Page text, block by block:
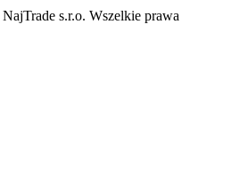
s.r.o. Wszelkie prawa